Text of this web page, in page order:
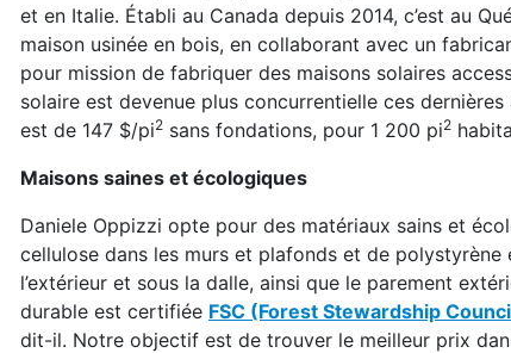
et en Italie. Établi au Canada depuis 2014, c’est au
maison usinée en bois, en collaborant avec un
pour mission de fabriquer des maisons solaires
solaire est devenue plus concurrentielle ces
est de 147 $/pi2 sans fondations, pour 1 200 pi2
Maisons saines et écologiques
Daniele Oppizzi opte pour des matériaux sains et
cellulose dans les murs et plafonds et de
l’extérieur et sous la dalle, ainsi que le parement
durable est certifiée FSC (Forest Stewardship
dit-il. Notre objectif est de trouver le meilleur prix